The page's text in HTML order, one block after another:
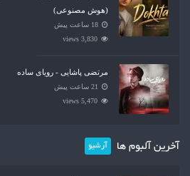
(هوش مصنوعی)
18 ساعت پیش
3,830 views
مرتضی پاشایی - رویای ساده
21 ساعت پیش
5,470 views
آخرین آلبوم ها آرشیو